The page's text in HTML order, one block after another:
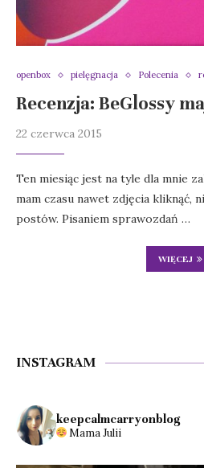
openbox pielęgnacja Polecenia
Recenzja: BeGlossy
22 czerwca 2015
Ten miesiąc jest na tyle dla mnie
mam czasu nawet zdjęcia kliknąć,
postów. Pisaniem sprawozdań …
WIĘCEJ
INSTAGRAM
keepcalmcarryonblog
Mama Julii